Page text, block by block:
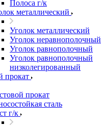
Полоса г/к
металлический
Уголок металлический
Уголок неравнополочный
Уголок равнополочный
Уголок равнополочный
низколегированный
прокат
прокат
сталь
г/к